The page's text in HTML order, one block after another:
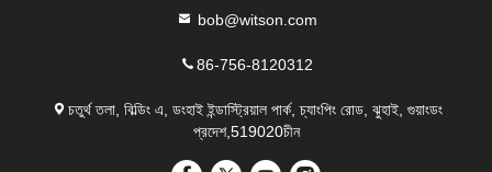
bob@witson.com
86-756-8120312
চতুর্থ তলা, বিল্ডিং এ, ডংহাই ইন্ডাস্ট্রিয়াল পার্ক, চ্যাংপিং রোড, ঝুহাই, গুয়াংডং
প্রদেশ,519020চীন